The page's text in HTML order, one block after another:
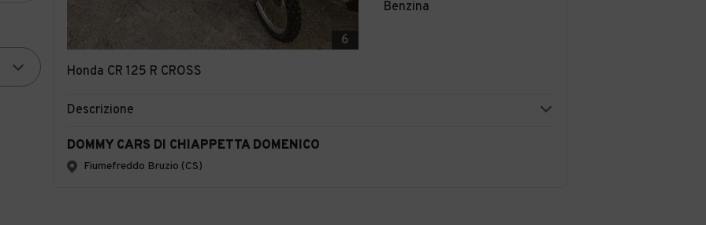
6
Honda CR 125 R CROSS
Benzina
Descrizione
DOMMY CARS DI CHIAPPETTA DOMENICO
Fiumefreddo Bruzio (CS)